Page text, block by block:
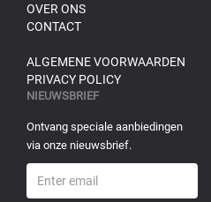
OVER ONS
CONTACT
ALGEMENE VOORWAARDEN
PRIVACY POLICY
NIEUWSBRIEF
Ontvang speciale aanbiedingen
via onze nieuwsbrief.